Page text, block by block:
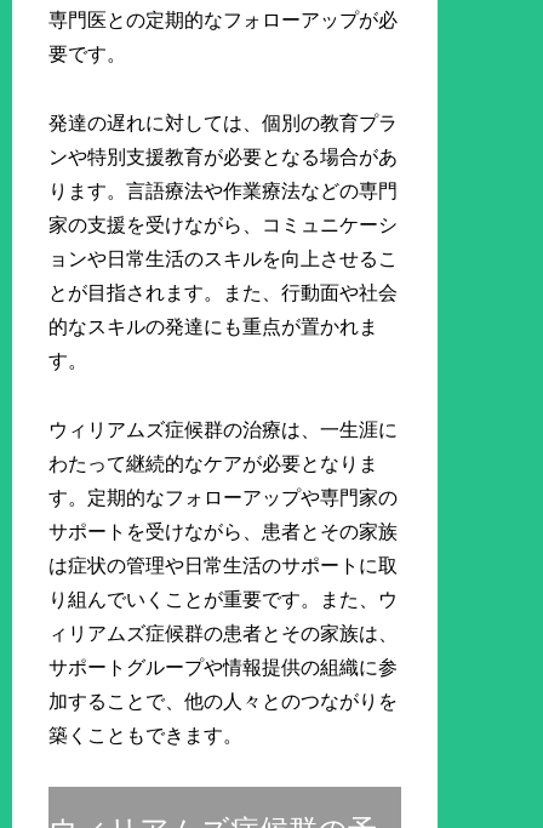
専門医との定期的なフォローアップが必
要です。
発達の遅れに対しては、個別の教育プラ
ンや特別支援教育が必要となる場合があ
ります。言語療法や作業療法などの専門
家の支援を受けながら、コミュニケーシ
ョンや日常生活のスキルを向上させるこ
とが目指されます。また、行動面や社会
的なスキルの発達にも重点が置かれま
す。
ウィリアムズ症候群の治療は、一生涯に
わたって継続的なケアが必要となりま
す。定期的なフォローアップや専門家の
サポートを受けながら、患者とその家族
は症状の管理や日常生活のサポートに取
り組んでいくことが重要です。また、ウ
ィリアムズ症候群の患者とその家族は、
サポートグループや情報提供の組織に参
加することで、他の人々とのつながりを
築くこともできます。